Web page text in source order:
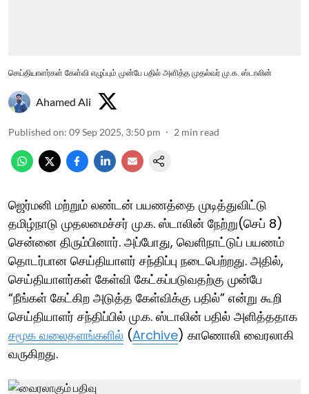
செய்தியாளர்கள் கேள்வி எழுப்பும் முன்பே பதில் அளித்த முதல்வர் மு.க. ஸ்டாலின்
Ahamed Ali
Published on: 09 Sep 2025, 3:50 pm 2 min read
ஜெர்மனி மற்றும் லண்டன் பயணத்தை முடித்துவிட்டு
தமிழ்நாடு முதலமைச்சர் மு.க. ஸ்டாலின் நேற்று(செப் 8)
சென்னை திரும்பினார். அப்போது, வெளிநாட்டுப் பயணம்
தொடர்பான செய்தியாளர் சந்திப்பு நடைபெற்றது. அதில்,
செய்தியாளர்கள் கேள்வி கேட்கப்படுவதற்கு முன்பே
“நீங்கள் கேட்கிற அடுத்த கேள்விக்கு பதில்” என்று கூறி
செய்தியாளர் சந்திப்பில் மு.க. ஸ்டாலின் பதில் அளித்ததாக
சமூக வலைதளங்களில் (Archive) காணொலி வைரலாகி
வருகிறது.